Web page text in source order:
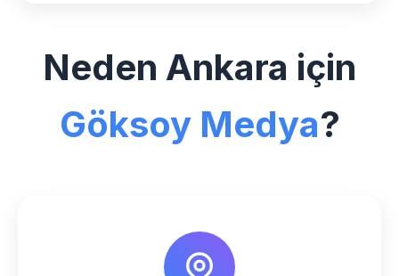
Neden Ankara için
Göksoy Medya?